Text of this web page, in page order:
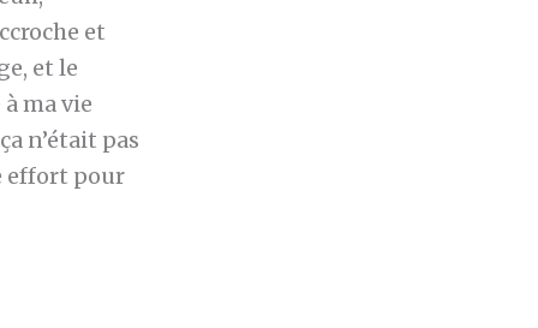
et
et le
ma vie
n’était pas
effort pour